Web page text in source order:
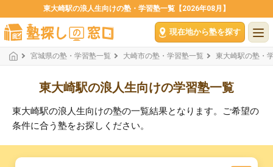
東大崎駅の浪人生向けの塾・学習塾一覧【2026年08月】
現在地から塾を探す
宮城県の塾・学習塾一覧 大崎市の塾・学習塾一覧 東大崎駅の塾・
東大崎駅の浪人生向けの学習塾一覧
東大崎駅の浪人生向けの塾の一覧結果となります。ご希望の
条件に合う塾をお探しください。